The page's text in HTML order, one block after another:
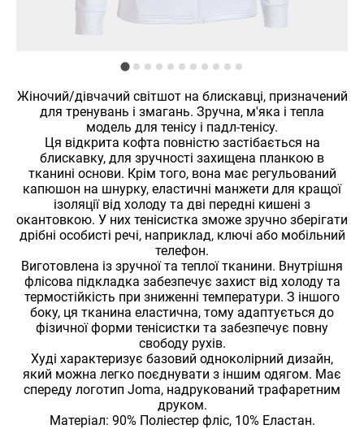
Жіночий/дівчачий світшот на блискавці, призначений
для тренувань і змагань. Зручна, м'яка і тепла
модель для тенісу і падл-тенісу.
Ця відкрита кофта повністю застібається на
блискавку, для зручності захищена планкою в
тканині основи. Крім того, вона має регульований
капюшон на шнурку, еластичні манжети для кращої
ізоляції від холоду та дві передні кишені з
окантовкою. У них тенісистка зможе зручно зберігати
дрібні особисті речі, наприклад, ключі або мобільний
телефон.
Виготовлена із зручної та теплої тканини. Внутрішня
флісова підкладка забезпечує захист від холоду та
термостійкість при зниженні температури. З іншого
боку, ця тканина еластична, тому адаптується до
фізичної форми тенісистки та забезпечує повну
свободу рухів.
Худі характеризує базовий одноколірний дизайн,
який можна легко поєднувати з іншим одягом. Має
спереду логотип Joma, надрукований трафаретним
друком.
Матеріал: 90% Поліестер фліс, 10% Еластан.